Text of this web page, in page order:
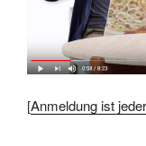
[Anmeldung ist